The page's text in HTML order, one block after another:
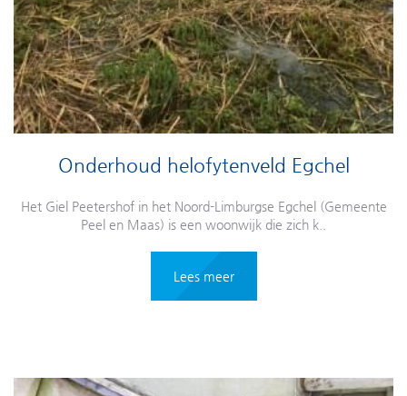
Onderhoud helofytenveld Egchel
Het Giel Peetershof in het Noord-Limburgse Egchel (Gemeente
Peel en Maas) is een woonwijk die zich k..
Lees meer